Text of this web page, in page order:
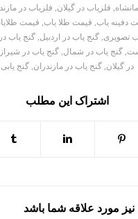
, فلزیاب در گیلان, فلزیاب در
دفینه یاب, قیمت طلا یاب, قیمت
تصویری, گنج یاب در اردبیل, گنج یاب
, گنج یاب در شمال, گنج یاب در شیراز
در گیلان, گنج یاب در مازندران, گنج یابی
اشتراک این مطلب
نیز مورد علاقه شما باشد